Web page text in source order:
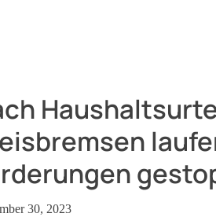
30, 2023